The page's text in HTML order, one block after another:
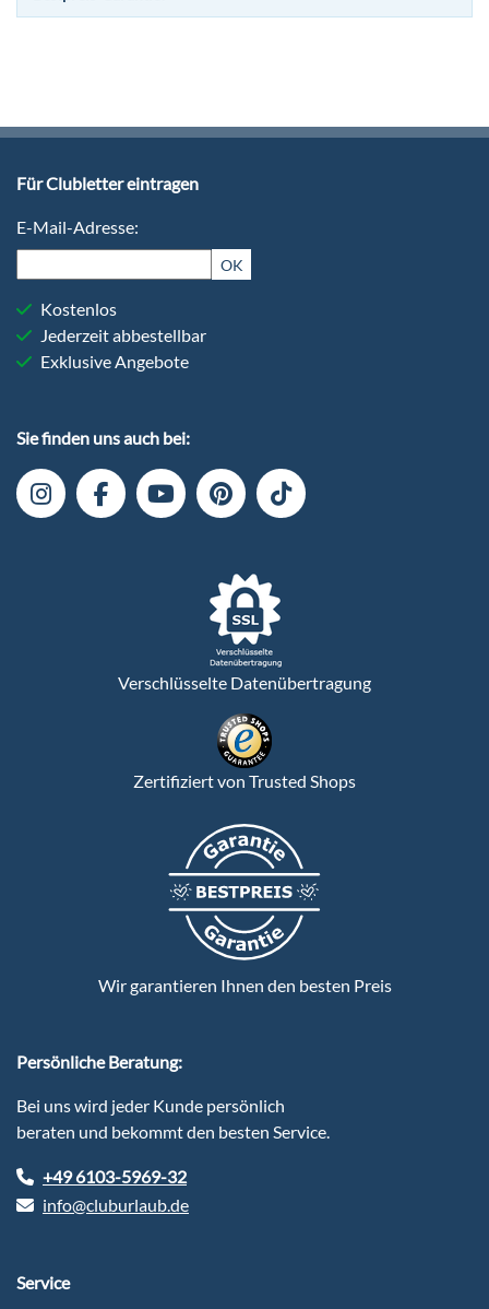
Sie finden uns auch bei:
Verschlüsselte Datenübertragung
Zertifiziert von Trusted Shops
Wir garantieren Ihnen den besten Preis
Für Clubletter eintragen
E-Mail-Adresse:
OK
Kostenlos
Jederzeit abbestellbar
Exklusive Angebote
Persönliche Beratung:
Bei uns wird jeder Kunde persönlich
beraten und bekommt den besten Service.
+49 6103-5969-32
info@cluburlaub.de
Service